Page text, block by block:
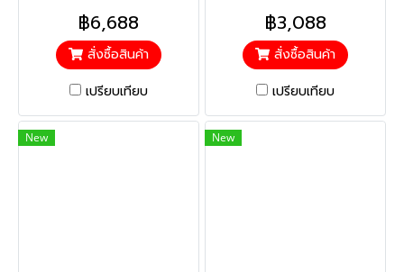
สว่าง 1,350 ลูเมน ขาหนีบ
FINISHGUARD™ ของ
MILWAUKEE ป้องกันรอยขีด
ของฝากระโปรง พื้นที่การยึด
เกาะมากขึ้น 2 เท่าเพื่อการยึด
฿6,688
สั่งซื้อสินค้า
เปรียบเทียบ
แท้จริง ลำแสงสม่ำเสมอและเป็น
ธรรมชาติ สำแสงปรับองศาได้
ตั้งแต่ 180° และ 360°:
งานและส่องพื้นที่ได้ ที่ชาร์จ
USB ขนาด 2.1 แอมป์: สำหรับ
แท็บเล็ต สมาร์ทโฟน และ
฿3,088
สั่งซื้อสินค้า
เปรียบเทียบ
New New